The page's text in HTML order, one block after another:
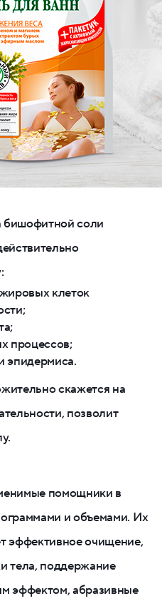
бишофитной соли
клеток
процессов;
эпидермиса.
скажется на
позволит
помощники в
и объемами. Их
эффективное очищение,
тела, поддержание
эффектом, абразивные